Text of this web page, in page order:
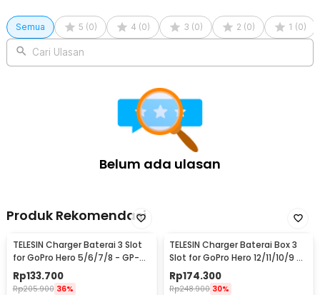
1 x Pouch
1 x Set Anti Fog Sheets
1 x Panduan Penggunaan
Semua 5 (0) 4 (0) 3 (0) 2 (0) 1 (0)
Cari Ulasan
Belum ada ulasan
Produk Rekomendasi
TELESIN Charger Baterai 3 Slot
for GoPro Hero 5/6/7/8 - GP-
BCG-502
Rp133.700
Rp205.900 36%
TELESIN Charger Baterai Box 3
Slot for GoPro Hero 12/11/10/9 -
GP-BCG-901
Rp174.300
Rp248.900 30%